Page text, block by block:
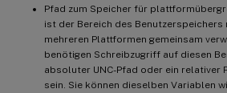
Pfad zum Speicher für
ist der Bereich des
mehreren Plattformen gemeinsam
benötigen Schreibzugriff auf diesen
absoluter UNC-Pfad oder ein relativer
sein. Sie können dieselben Variablen